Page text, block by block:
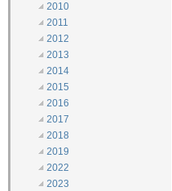
2010
2011
2012
2013
2014
2015
2016
2017
2018
2019
2022
2023